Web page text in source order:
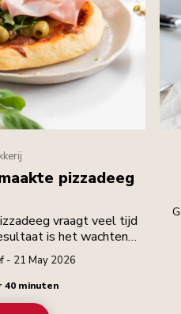
pizzadeeg
vraagt veel tijd
is het wachten
- 21 May 2026
40 minuten